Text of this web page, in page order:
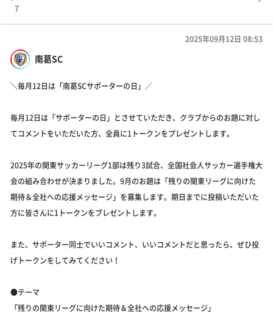
7
南葛SC
2025年09月12日 08:53
＼毎月12日は「南葛SCサポーターの日」／
毎月12日は「サポーターの日」とさせていただき、クラブからのお題に対し
てコメントをいただいた方、全員に1トークンをプレゼントします。
2025年の関東サッカーリーグ1部は残り3試合、全国社会人サッカー選手権大
会の組み合わせが決まりました。9月のお題は「残りの関東リーグに向けた
期待＆全社への応援メッセージ」を募集します。期日までに投稿いただいた
方に皆さんに1トークンをプレゼントします。
また、サポーター同士でいいコメント、いいコメントだと思ったら、ぜひ投
げトークンをしてみてください！
●テーマ
「残りの関東リーグに向けた期待＆全社への応援メッセージ」